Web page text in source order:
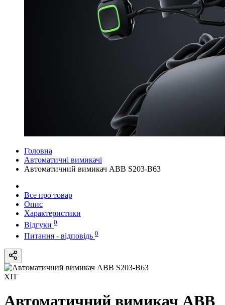
Головна
Автоматичні вимикачі
Автоматичний вимикач ABB S203-B63
Все про товар
Опис
Характеристики
Відгуки 0
Питання - відповідь 0
ХІТ
Автоматичний вимикач ABB